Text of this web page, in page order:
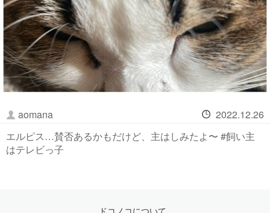
aomana
2022.12.26
エルピス…賛否あるかもだけど、主はしみたよ〜 #飼い主
はテレビっ子